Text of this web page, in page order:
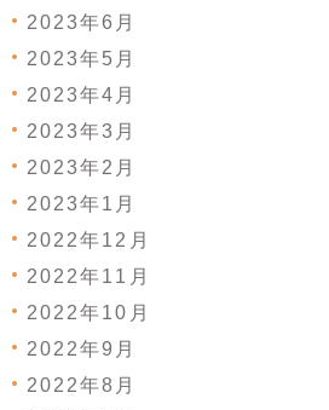
2023年6月
2023年5月
2023年4月
2023年3月
2023年2月
2023年1月
2022年12月
2022年11月
2022年10月
2022年9月
2022年8月